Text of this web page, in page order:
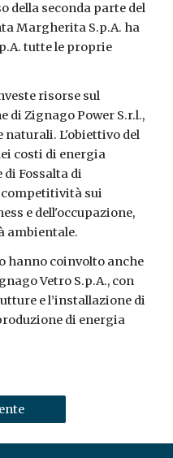
della seconda parte del
Margherita S.p.A. ha
tutte le proprie
risorse sul
di Zignago Power S.r.l.,
naturali. L'obiettivo del
costi di energia
Fossalta di
sui
e dell'occupazione,
ambientale.
hanno coinvolto anche
Vetro S.p.A., con
e l’installazione di
di energia